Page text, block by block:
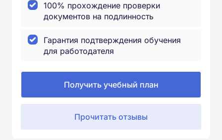
100% прохождение проверки
документов на подлинность
Гарантия подтверждения обучения
для работодателя
Получить учебный план
Прочитать отзывы